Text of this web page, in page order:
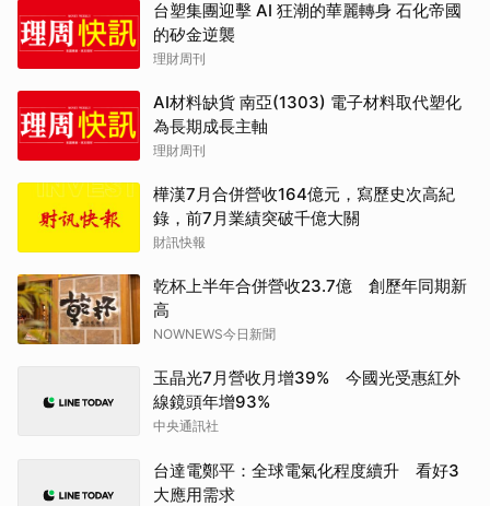
台塑集團迎擊 AI 狂潮的華麗轉身 石化帝國
的矽金逆襲
理財周刊
AI材料缺貨 南亞(1303) 電子材料取代塑化
為長期成長主軸
理財周刊
樺漢7月合併營收164億元，寫歷史次高紀
錄，前7月業績突破千億大關
財訊快報
乾杯上半年合併營收23.7億 創歷年同期新
高
NOWNEWS今日新聞
玉晶光7月營收月增39% 今國光受惠紅外
線鏡頭年增93%
中央通訊社
台達電鄭平：全球電氣化程度續升 看好3
大應用需求